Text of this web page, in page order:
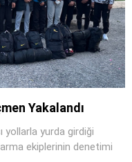
Yakalandı
yollarla yurda girdiği
ekiplerinin denetimi